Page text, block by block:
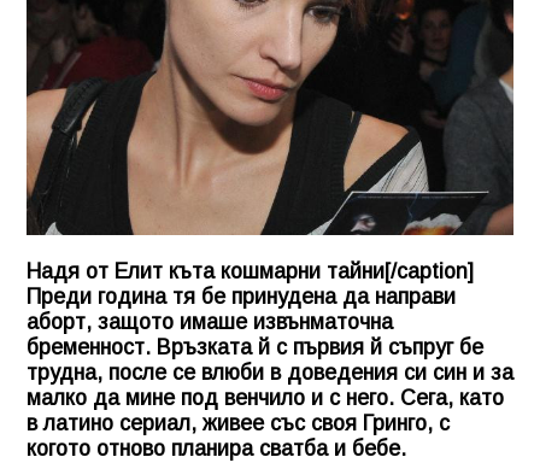
Надя от Елит къта кошмарни тайни[/caption]
Преди година тя бе принудена да направи
аборт, защото имаше извънматочна
бременност. Връзката й с първия й съпруг бе
трудна, после се влюби в доведения си син и за
малко да мине под венчило и с него. Сега, като
в латино сериал, живее със своя Гринго, с
когото отново планира сватба и бебе.